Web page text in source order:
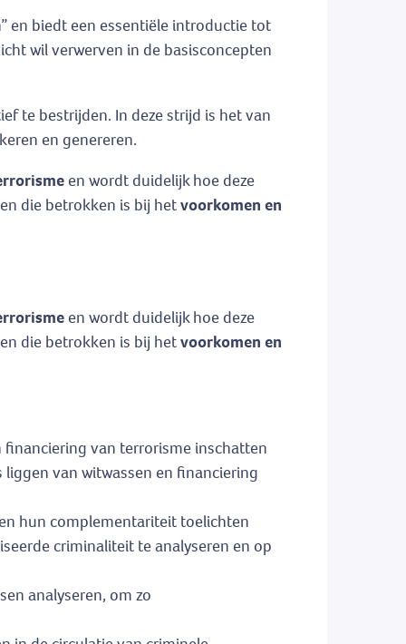
en biedt een essentiële introductie tot
wil verwerven in de basisconcepten
te bestrijden. In deze strijd is het van
en genereren.
en wordt duidelijk hoe deze
die betrokken is bij hetvoorkomen en
en wordt duidelijk hoe deze
die betrokken is bij hetvoorkomen en
van terrorisme inschatten
van witwassen en financiering
hun complementariteit toelichten
criminaliteit te analyseren en op
analyseren, om zo